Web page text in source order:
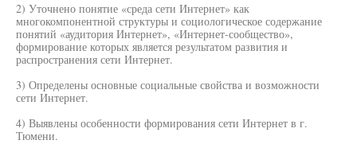
2) Уточнено понятие «среда сети Интернет» как
многокомпонентной структуры и социологическое содержание
понятий «аудитория Интернет», «Интернет-сообщество»,
формирование которых является результатом развития и
распространения сети Интернет.
3) Определены основные социальные свойства и возможности
сети Интернет.
4) Выявлены особенности формирования сети Интернет в г.
Тюмени.